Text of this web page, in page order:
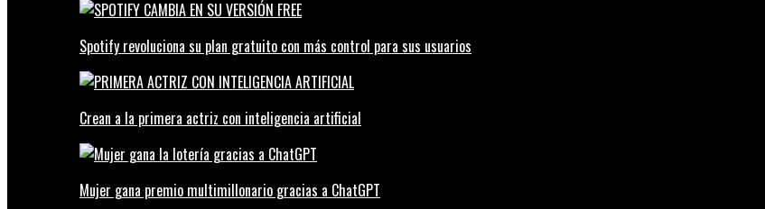
Spotify revoluciona su plan gratuito con más control para sus usuarios
Crean a la primera actriz con inteligencia artificial
Mujer gana premio multimillonario gracias a ChatGPT